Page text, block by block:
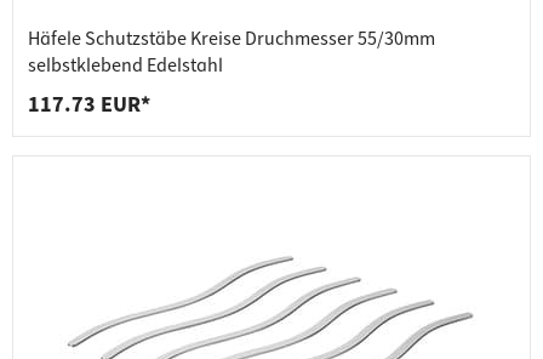
Häfele Schutzstäbe Kreise Druchmesser 55/30mm
selbstklebend Edelstahl
117.73 EUR*